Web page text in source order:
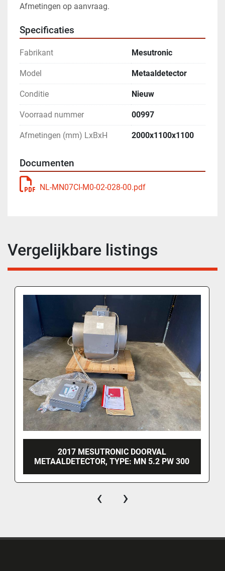
Afmetingen op aanvraag.
Specificaties
Fabrikant Mesutronic
Model Metaaldetector
Conditie Nieuw
Voorraad nummer 00997
Afmetingen (mm) LxBxH 2000x1100x1100
Documenten
NL-MN07CI-M0-02-028-00.pdf
Vergelijkbare listings
2017 MESUTRONIC DOORVAL
METAALDETECTOR, TYPE: MN 5.2 PW 300
‹ ›